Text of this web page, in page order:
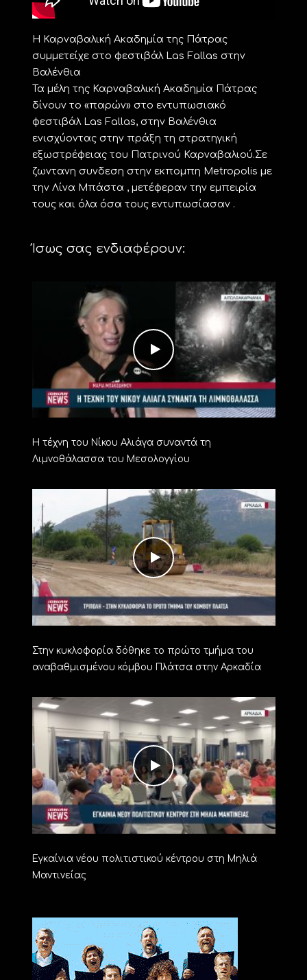
Η Καρναβαλική Ακαδημία της Πάτρας
συμμετείχε στο φεστιβάλ Las Fallas στην
Βαλένθια
Τα μέλη της Καρναβαλική Ακαδημία Πάτρας
δίνουν το «παρών» στο εντυπωσιακό
φεστιβάλ Las Fallas, στην Βαλένθια
ενισχύοντας στην πράξη τη στρατηγική
εξωστρέφειας του Πατρινού Καρναβαλιού.Σε
ζωντανη συνδεση στην εκπομπη Metropolis με
την Λίνα Μπάστα , μετέφεραν την εμπειρία
τους και όλα όσα τους εντυπωσίασαν .
Ίσως σας ενδιαφέρουν:
Η τέχνη του Νίκου Αλιάγα συναντά τη
Λιμνοθάλασσα του Μεσολογγίου
Στην κυκλοφορία δόθηκε το πρώτο τμήμα του
αναβαθμισμένου κόμβου Πλάτσα στην Αρκαδία
Εγκαίνια νέου πολιτιστικού κέντρου στη Μηλιά
Μαντινείας